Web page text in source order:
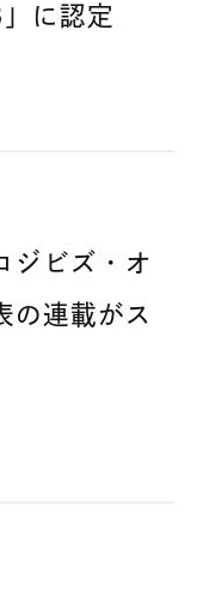
に認定
ジビズ・オ
の連載がス